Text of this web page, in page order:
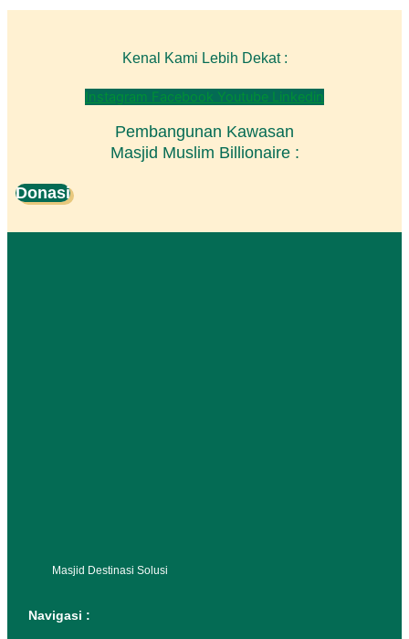
Kenal Kami Lebih Dekat :
Instagram Facebook Youtube Linkedin
Pembangunan Kawasan
Masjid Muslim Billionaire :
Donasi
Masjid Destinasi Solusi
Navigasi :